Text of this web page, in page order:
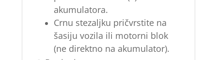
akumulatora.
Crnu stezaljku pričvrstite na
šasiju vozila ili motorni blok
(ne direktno na akumulator).